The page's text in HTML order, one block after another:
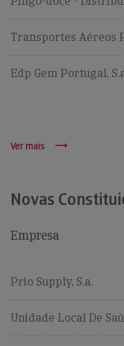
Transportes Aéreos
Edp Gem Portugal,
Ver mais
Novas
Empresa
Prio Supply, S.a.
Unidade Local De